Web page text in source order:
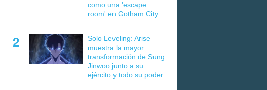
como una 'escape
room' en Gotham City
Solo Leveling: Arise
muestra la mayor
transformación de Sung
Jinwoo junto a su
ejército y todo su poder